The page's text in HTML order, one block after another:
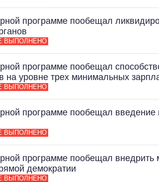
программе пообещал
ВЫПОЛНЕНО
программе пообещал
на уровне трех минимальных
ВЫПОЛНЕНО
программе пообещал введение
ВЫПОЛНЕНО
программе пообещал внедрить
демократии
ВЫПОЛНЕНО